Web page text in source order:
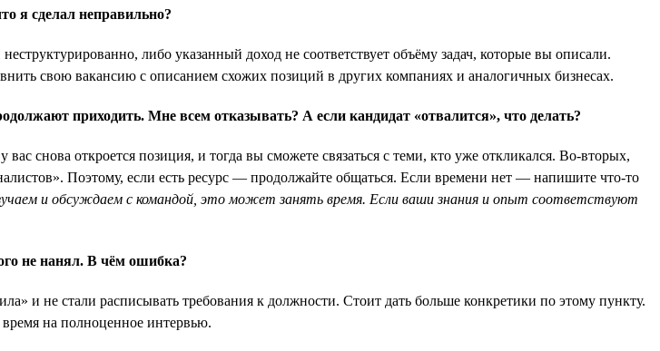
я сделал неправильно?
либо указанный доход не соответствует объёму задач, которые вы описали.
свою вакансию с описанием схожих позиций в других компаниях и аналогичных бизнесах.
приходить. Мне всем отказывать? А если кандидат «отвалится», что делать?
снова откроется позиция, и тогда вы сможете связаться с теми, кто уже откликался. Во-вторых,
Поэтому, если есть ресурс — продолжайте общаться. Если времени нет — напишите что-то
и обсуждаем с командой, это может занять время. Если ваши знания и опыт соответствуют
не нанял. В чём ошибка?
и не стали расписывать требования к должности. Стоит дать больше конкретики по этому пункту.
на полноценное интервью.